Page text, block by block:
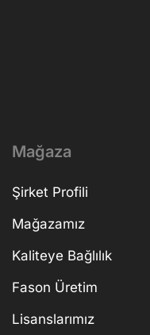
Mağaza
Şirket Profili
Mağazamız
Kaliteye Bağlılık
Fason Üretim
Lisanslarımız